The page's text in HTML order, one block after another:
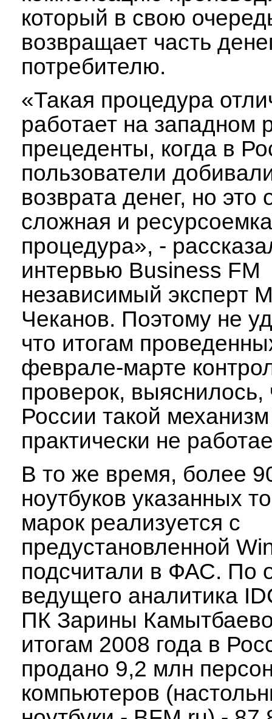
который в свою
возвращает часть
потребителю.
«Такая процедура
работает на западном
прецеденты, когда в
пользователи
возврата денег, но это
сложная и
процедура», -
интервью Business FM
независимый эксперт
Чеканов. Поэтому не
что итогам
феврале-марте
проверок, выяснилось,
России такой механизм
практически не
В то же время, более
ноутбуков указанных
марок реализуется с
предустановленной
подсчитали в ФАС. По
ведущего аналитика
ПК Зарины
итогам 2008 года в
продано 9,2 млн
компьютеров